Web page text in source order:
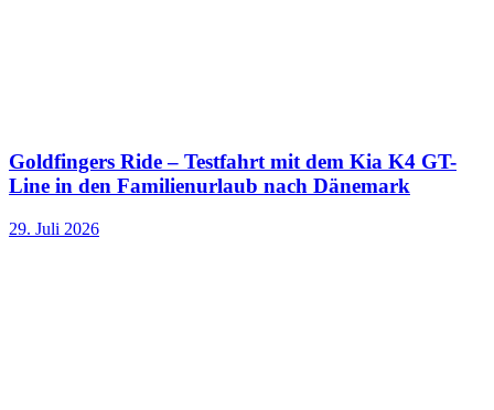
Goldfingers Ride – Testfahrt mit dem Kia K4 GT-
Line in den Familienurlaub nach Dänemark
29. Juli 2026